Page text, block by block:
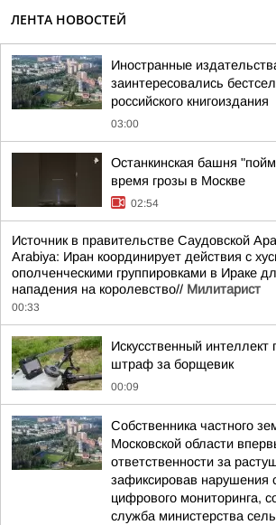
ЛЕНТА НОВОСТЕЙ
Иностранные
заинтересовались
российского книгоиздания
03:00
Останкинская башня
время грозы в Москве
02:54
Источник в правительстве Саудовской
Arabiya: Иран координирует действия с
ополченческими группировками в Ираке
нападения на королевство// Милитарист
00:33
Искусственный интеллект
штраф за борщевик
00:09
Собственника частного
Московской области
ответственности за
зафиксировав
цифрового мониторинга,
служба министерства